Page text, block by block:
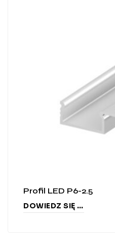
Profil LED P6-2.5
DOWIEDZ SIĘ WIĘCEJ